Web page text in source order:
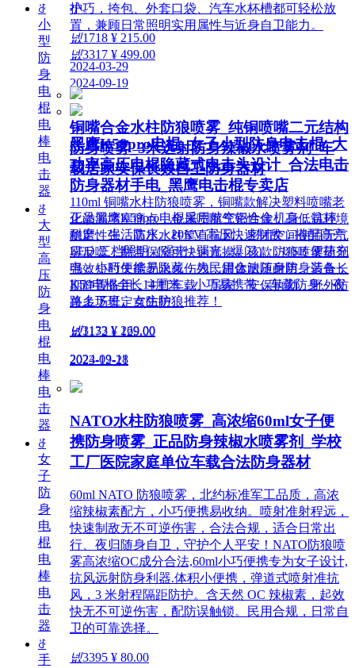
小巧，挎包、外套口袋、汽车水杯槽都可轻松放
置，兼顾日常照明实用属性与近身自卫能力。
넶3317 ¥ 499.00
2024-09-19
黑鹰K59pro电棍_女子小型防身电击棍_大
功率高压电棍隐藏式电击头设计_合法电击
防身器材手电_黑鹰电击棍专卖店
正品黑鹰K59pro电棍采用航空铝合金机身，抗摔
耐磨、生活防水。20KV 高压快速制敌，搭配高亮
LED 三档照明（强光 / 弱光 / 爆闪），USB 便捷充
电，小巧便携易隐藏，为民用合法随身防身装备，
K59电棍全长14厘米，小巧易携带，车载防身、夜
路上下班、女生防狼推荐！
넶3133 ¥ 269.00
2024-09-18
护。
넶1718 ¥ 215.00
2024-03-29
铜嘴合金水柱防狼喷雾_纯铜喷嘴二元结构
防身喷雾_3米远射防身辣椒水喷雾剂_车
载居家安保长效自卫防身器材
110ml 铜嘴水柱防狼喷雾，铜嘴款解决塑料喷嘴老
化渗漏堵塞痛点，金属喷嘴气密性佳，高低温环境
稳定性强。高压水柱笔直抗风，密闭空间使用无气
雾反噬，翻盖保险可快速盲操。该款防狼喷雾药剂
强效短时失能无永久伤残，罐体耐压耐用，适合长
期静置备用，主打车载、居家、安保执勤、野外防
兽多场景定点防护。
넶1172 ¥ 129.00
2023-12-21
NATO水柱防狼喷雾_高浓缩60ml女子便
携防身喷雾_正品防身辣椒水喷雾剂_学校
工厂医院家庭单位车载合法防身器材
60ml NATO 防狼喷雾，北约标准军工品质，高浓
缩辣椒素配方，小巧便携易收纳。喷射准射程远，
快速制敌无不可逆伤害，合法合规，适合日常出
行、夜归随身自卫，守护个人平安！NATO防狼喷
雾高浓缩OC成分合法,60ml小巧便携专为女子设计,
抗风远射防身利器.体积小便携，弹道式喷射准抗
风，3 米射程隔距防护。含天然 OC 辣椒素，起效
快无不可逆伤害，配防误触锁。民用合规，日常自
卫的可靠选择。
넶3395 ¥ 80.00
ꁕ
小
型
防
身
电
棍
电
棒
电
击
器
ꁕ
大
型
高
压
防
身
电
棍
电
棒
电
击
器
ꁕ
女
子
防
身
电
棍
电
棒
电
击
器
ꁕ
手